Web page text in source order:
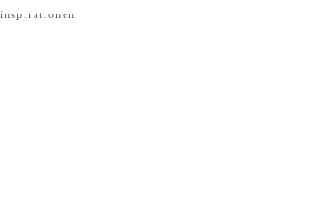
inspirationen